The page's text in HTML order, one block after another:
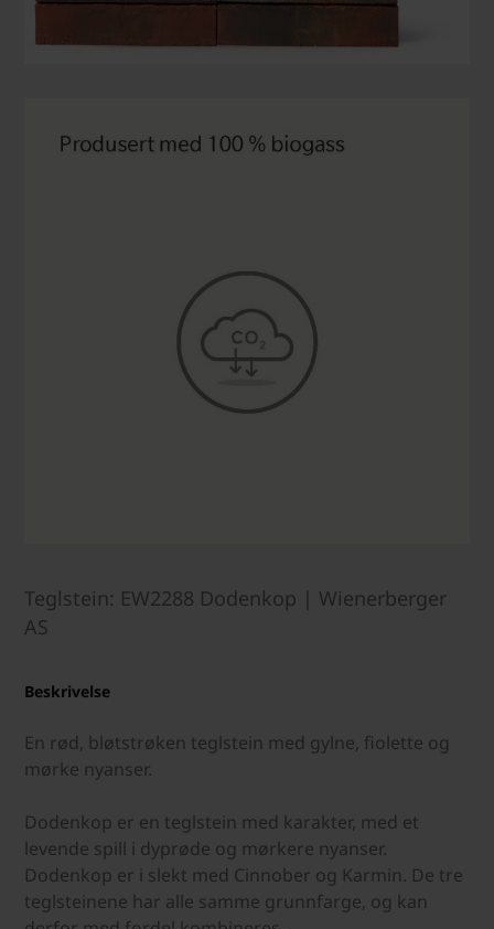
Teglstein: EW2288 Dodenkop | Wienerberger
AS
Beskrivelse
En rød, bløtstrøken teglstein med gylne, fiolette og
mørke nyanser.
Dodenkop er en teglstein med karakter, med et
levende spill i dyprøde og mørkere nyanser.
Dodenkop er i slekt med Cinnober og Karmin. De tre
teglsteinene har alle samme grunnfarge, og kan